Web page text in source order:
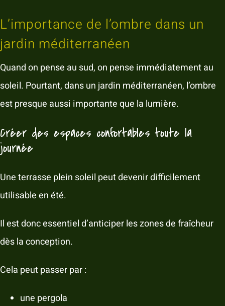
L’importance de l’ombre dans un
jardin méditerranéen
Quand on pense au sud, on pense immédiatement au
soleil. Pourtant, dans un jardin méditerranéen, l’ombre
est presque aussi importante que la lumière.
Créer des espaces confortables toute la
journée
Une terrasse plein soleil peut devenir difficilement
utilisable en été.
Il est donc essentiel d’anticiper les zones de fraîcheur
dès la conception.
Cela peut passer par :
une pergola